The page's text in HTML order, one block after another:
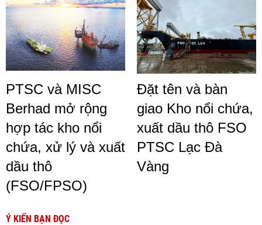
PTSC và MISC
Berhad mở rộng
hợp tác kho nổi
chứa, xử lý và xuất
dầu thô
(FSO/FPSO)
Đặt tên và bàn
giao Kho nổi chứa,
xuất dầu thô FSO
PTSC Lạc Đà
Vàng
Ý KIẾN BẠN ĐỌC